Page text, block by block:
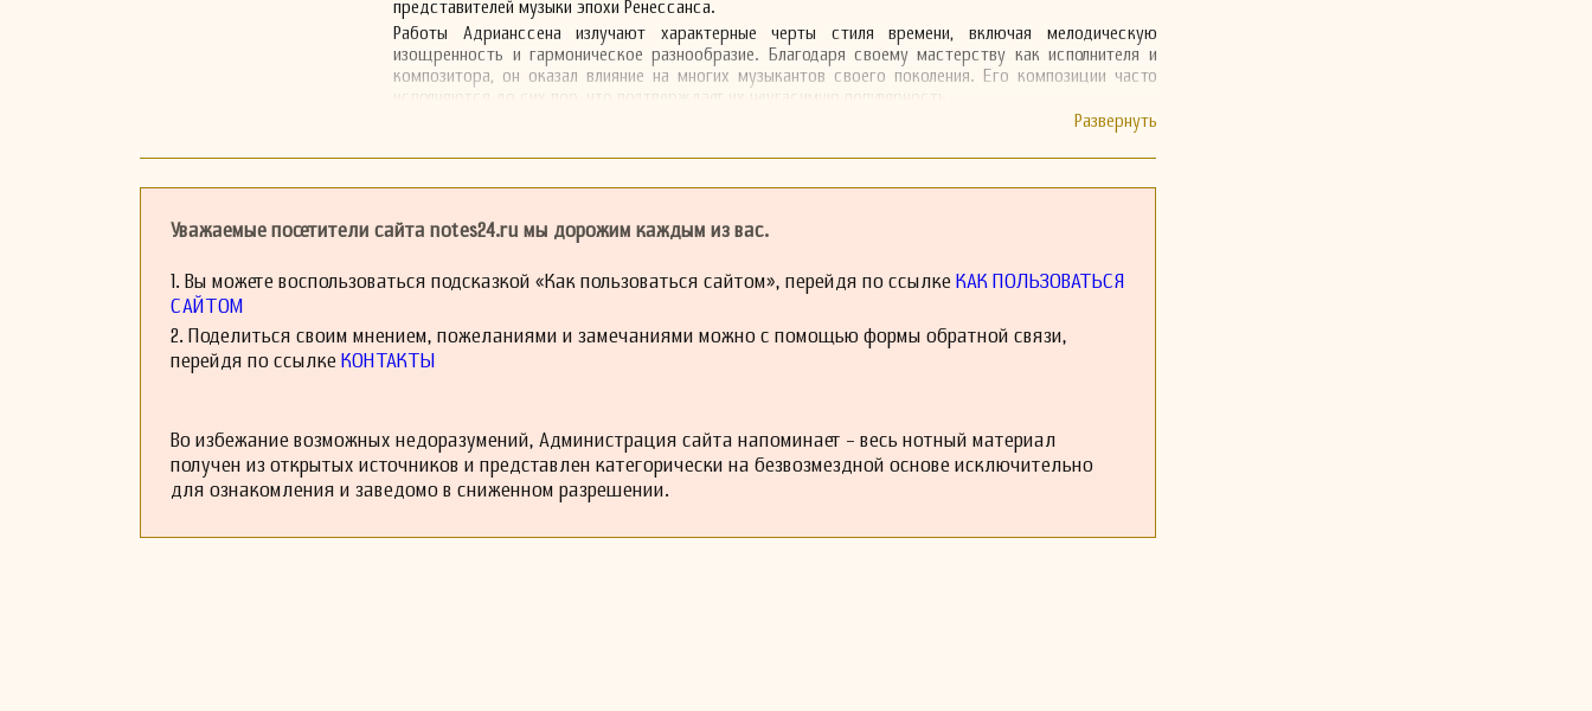
представителей музыки эпохи Ренессанса.
Работы Адрианссена излучают характерные черты стиля времени, включая мелодическую
изощренность и гармоническое разнообразие. Благодаря своему мастерству как исполнителя и
композитора, он оказал влияние на многих музыкантов своего поколения. Его композиции часто
Несмотря на относительно ограниченное количество сохранившихся произведений, Адриансен был
элементы.
коллективами, что позволило ему не только создать оригинальные произведения, но и развивать
Уважаемые посетители сайта notes24.ru мы дорожим каждым из вас.
1. Вы можете воспользоваться подсказкой «Как пользоваться сайтом», перейдя по ссылке КАК ПОЛЬЗОВАТЬСЯ
САЙТОМ
2. Поделиться своим мнением, пожеланиями и замечаниями можно с помощью формы обратной связи,
перейдя по ссылке КОНТАКТЫ
Во избежание возможных недоразумений, Администрация сайта напоминает - весь нотный материал
получен из открытых источников и представлен категорически на безвозмездной основе исключительно
для ознакомления и заведомо в сниженном разрешении.